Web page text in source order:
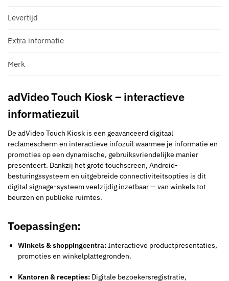
Levertijd
Extra informatie
Merk
adVideo Touch Kiosk – interactieve
informatiezuil
De adVideo Touch Kiosk is een geavanceerd digitaal
reclamescherm en interactieve infozuil waarmee je informatie en
promoties op een dynamische, gebruiksvriendelijke manier
presenteert. Dankzij het grote touchscreen, Android-
besturingssysteem en uitgebreide connectiviteitsopties is dit
digital signage-systeem veelzijdig inzetbaar — van winkels tot
beurzen en publieke ruimtes.
Toepassingen:
Winkels & shoppingcentra:Interactieve productpresentaties,
promoties en winkelplattegronden.
Kantoren & recepties: Digitale bezoekersregistratie,